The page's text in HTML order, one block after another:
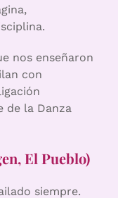
nos enseñaron
con
de la Danza
El Pueblo)
siempre.